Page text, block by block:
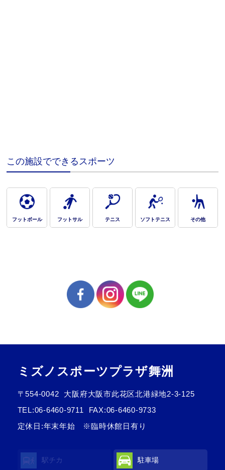
この施設でできるスポーツ
フットボール フットサル テニス ソフトテニス その他
ミズノスポーツプラザ舞洲
〒554-0042
大阪府大阪市此花区北港緑地2-3-125
TEL:06-6460-9711
FAX:06-6460-9733
定休日:年末年始 ※臨時休館日有り
駅チカ 駐車場